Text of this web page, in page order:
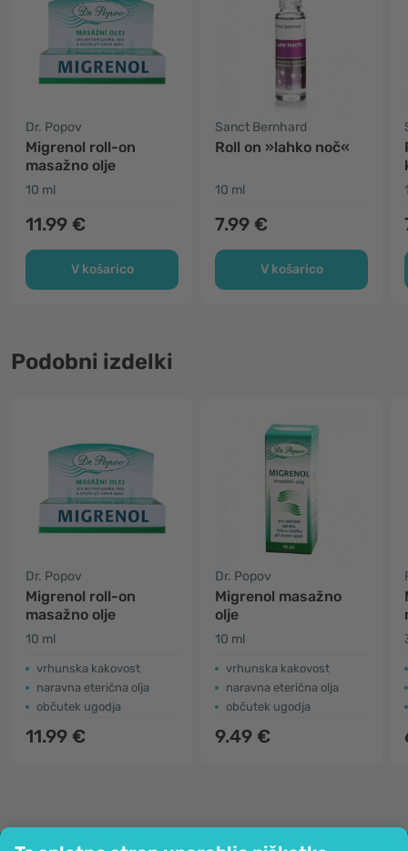
Dr. Popov
Migrenol roll-on
masažno olje
10 ml
11.99 €
V košarico
Sanct Bernhard
Roll on »lahko noč«
10 ml
7.99 €
V košarico
Podobni izdelki
Dr. Popov
Migrenol roll-on
masažno olje
10 ml
vrhunska kakovost
naravna eterična olja
občutek ugodja
11.99 €
Dr. Popov
Migrenol masažno
olje
10 ml
vrhunska kakovost
naravna eterična olja
občutek ugodja
9.49 €